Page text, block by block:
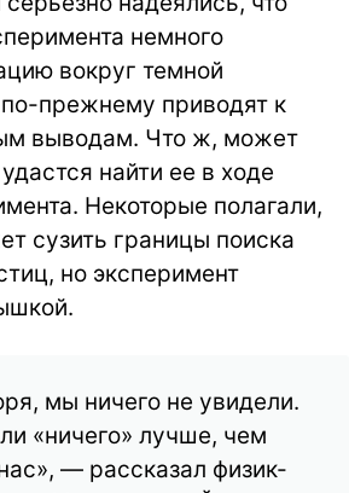
немного
вокруг темной
прежнему приводят к
выводам. Что ж, может
найти ее в ходе
Некоторые полагали,
сузить границы поиска
но эксперимент
мы ничего не увидели.
«ничего» лучше, чем
— рассказал физик-